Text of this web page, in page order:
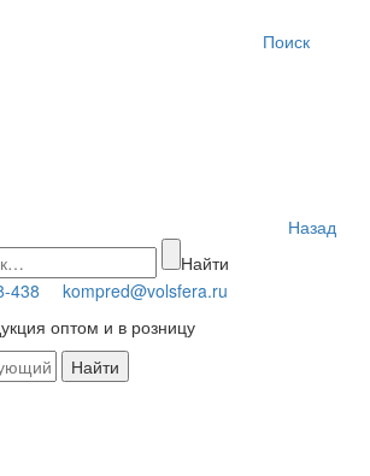
Поиск
Назад
Найти
438
kompred@volsfera.ru
оптом и в розницу